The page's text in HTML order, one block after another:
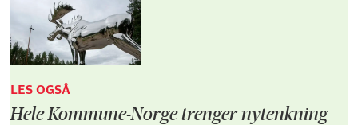
LES OGSÅ
Hele Kommune-Norge trenger nytenkning